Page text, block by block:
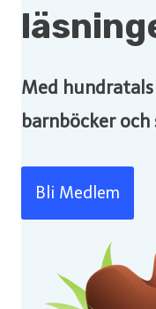
Med
barnböcker och
Bli Medlem